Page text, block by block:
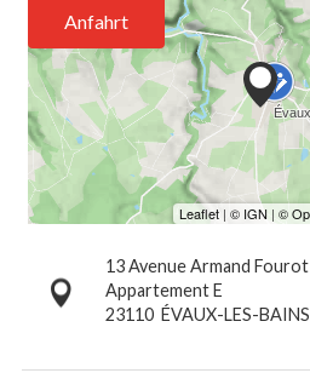
Anfahrt
13 Avenue Armand Fourot
Appartement E
23110 ÉVAUX-LES-BAINS